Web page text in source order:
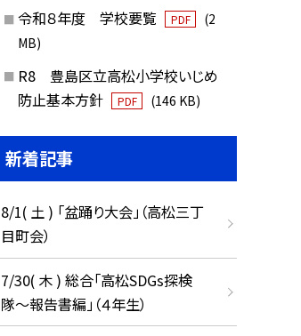
令和８年度 学校要覧 PDF
(2
MB)
R8 豊島区立高松小学校いじめ
防止基本方針
PDF (146 KB)
新着記事
8/1( 土 ) 「盆踊り大会」（高松三丁
目町会）
7/30( 木 ) 総合「高松SDGs探検
隊〜報告書編」（４年生）